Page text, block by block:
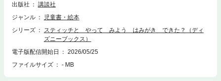
ん。はたして、スティッチはきれいに歯をみがけるのでしょうか？親の大
きな悩みのタネである「子どものはみがき」。いたずら好きのスティッチ
すめの一冊です。対象：１歳ごろから※電子版には、ミラーは付属しませ
ん。デザインとして収録されます。※この商品は紙の書籍のページを画像
にした電子書籍です。文字だけを拡大することはできませんので、タブレ
索、辞書の参照、引用などの機能も使用できません。
出版社
講談社
ジャンル
児童書・絵本
シリーズ
スティッチと やって みよう はみがき できた？（ディ
ズニーブックス）
電子版配信開始日
2026/05/25
ファイルサイズ
- MB